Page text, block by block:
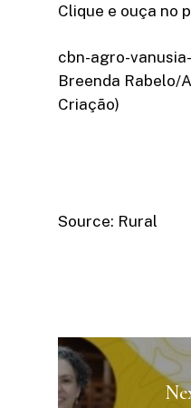
Clique e ouça no
cbn-agro-
Breenda Rabelo/
Criação)
Source: Rural